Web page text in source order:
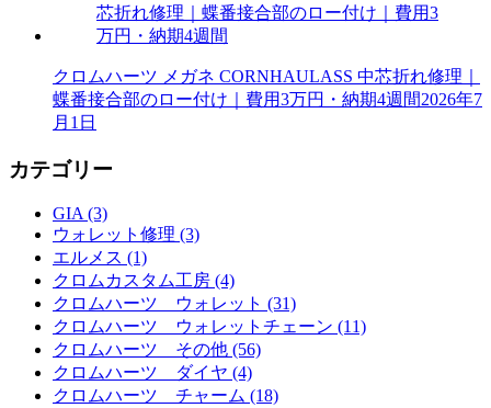
クロムハーツ メガネ CORNHAULASS 中芯折れ修理｜
蝶番接合部のロー付け｜費用3万円・納期4週間2026年7
月1日
カテゴリー
GIA (3)
ウォレット修理 (3)
エルメス (1)
クロムカスタム工房 (4)
クロムハーツ ウォレット (31)
クロムハーツ ウォレットチェーン (11)
クロムハーツ その他 (56)
クロムハーツ ダイヤ (4)
クロムハーツ チャーム (18)